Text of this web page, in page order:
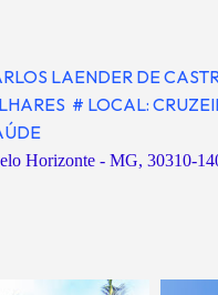
LAENDER DE
# LOCAL:
Horizonte - MG, 30310-